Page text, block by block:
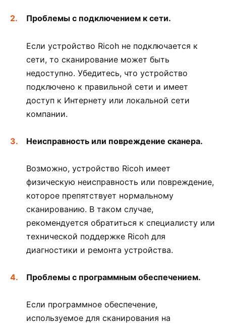
Проблемы с подключением к сети.
Если устройство Ricoh не подключается к
сети, то сканирование может быть
недоступно. Убедитесь, что устройство
подключено к правильной сети и имеет
доступ к Интернету или локальной сети
компании.
Неисправность или повреждение сканера.
Возможно, устройство Ricoh имеет
физическую неисправность или повреждение,
которое препятствует нормальному
сканированию. В таком случае,
рекомендуется обратиться к специалисту или
технической поддержке Ricoh для
диагностики и ремонта устройства.
Проблемы с программным обеспечением.
Если программное обеспечение,
используемое для сканирования на